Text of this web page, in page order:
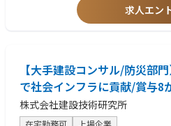
求人エン
【大手建設コンサル/防災部
で社会インフラに貢献/賞与8
株式会社建設技術研究所